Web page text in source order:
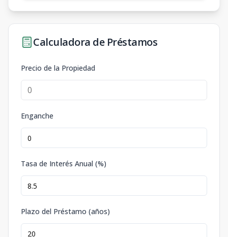
Calculadora de Préstamos
Precio de la Propiedad
Enganche
Tasa de Interés Anual (%)
Plazo del Préstamo (años)